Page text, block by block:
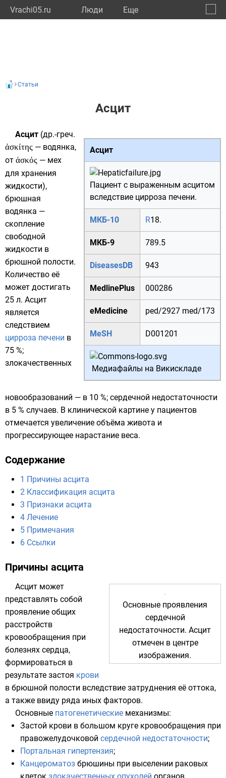
Vrachi05.ru Люди Eще
Статьи
Асцит
Асцит
Пациент с выраженным асцитом
вследствие цирроза печени.
МКБ-10 R18.
МКБ-9 789.5
DiseasesDB 943
MedlinePlus 000286
eMedicine ped/2927 med/173
MeSH D001201
Медиафайлы на Викискладе
Асцит (др.-греч.
ἀσκίτης — водянка,
от ἀσκός — мех
для хранения
жидкости),
брюшная
водянка —
скопление
свободной
жидкости в
брюшной полости.
Количество её
может достигать
25 л. Асцит
является
следствием
цирроза печени в
75 %;
злокачественных
новообразований — в 10 %; сердечной недостаточности
в 5 % случаев. В клинической картине у пациентов
отмечается увеличение объёма живота и
прогрессирующее нарастание веса.
Содержание
1 Причины асцита
2 Классификация асцита
3 Признаки асцита
4 Лечение
5 Примечания
6 Ссылки
Причины асцита
Основные проявления
сердечной
недостаточности. Асцит
отмечен в центре
изображения.
Асцит может
представлять собой
проявление общих
расстройств
кровообращения при
болезнях сердца,
формироваться в
результате застоя крови
в брюшной полости вследствие затруднения её оттока,
а также ввиду ряда иных факторов.
Основные патогенетические механизмы:
Застой крови в большом круге кровообращения при
правожелудочковой сердечной недостаточности;
Портальная гипертензия;
Канцероматоз брюшины при выселении раковых